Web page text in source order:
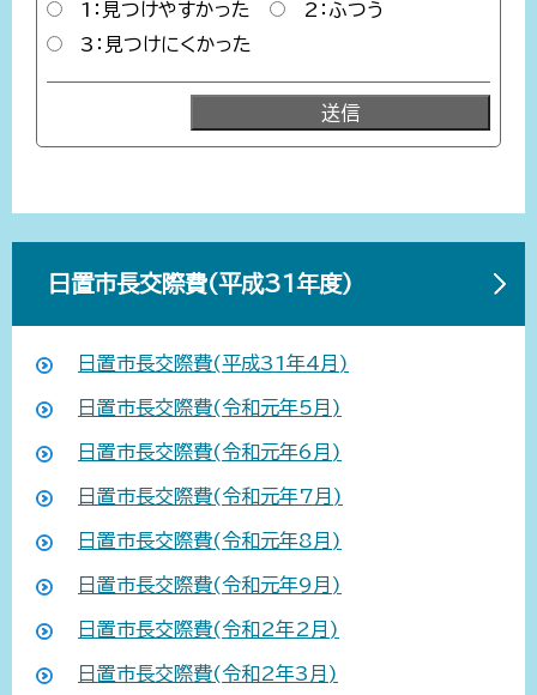
1：見つけやすかった
2：ふつう
3：見つけにくかった
日置市長交際費(平成31年度)
日置市長交際費(平成31年4月)
日置市長交際費(令和元年5月)
日置市長交際費(令和元年6月)
日置市長交際費(令和元年7月)
日置市長交際費(令和元年8月)
日置市長交際費(令和元年9月)
日置市長交際費(令和2年2月)
日置市長交際費(令和2年3月)